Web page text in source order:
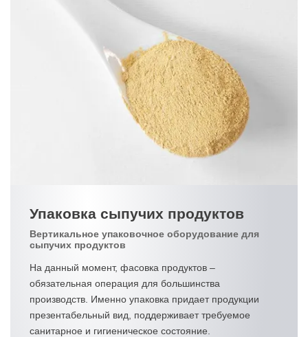
Упаковка сыпучих продуктов
Вертикальное упаковочное оборудование для
сыпучих продуктов
На данный момент, фасовка продуктов –
обязательная операция для большинства
производств. Именно упаковка придает продукции
презентабельный вид, поддерживает требуемое
санитарное и гигиеническое состояние.